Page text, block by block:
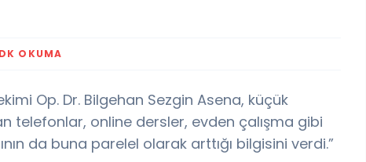
OKUMA
Op. Dr. Bilgehan Sezgin Asena, küçük
telefonlar, online dersler, evden çalışma gibi
da buna parelel olarak arttığı bilgisini verdi.”